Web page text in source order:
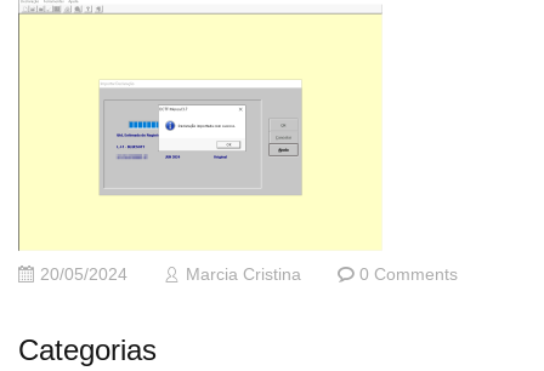
20/05/2024 Marcia Cristina 0 Comments
Categorias